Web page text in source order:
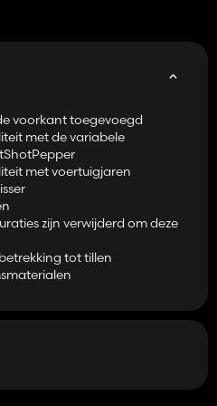
zijn specifieke Cummins 6.7L:
zijn specifieke Perkins-motor
voorkant toegevoegd
met de variabele
met voertuigjaren
zijn verwijderd om deze
tot tillen